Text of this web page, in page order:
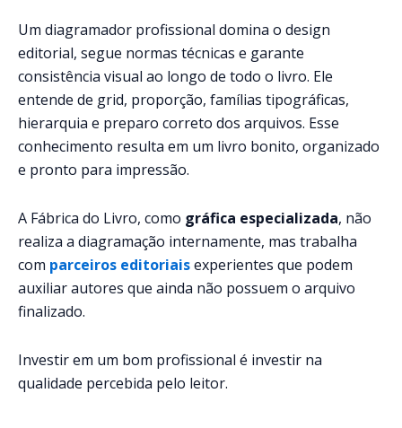
Um diagramador profissional domina o design
editorial, segue normas técnicas e garante
consistência visual ao longo de todo o livro. Ele
entende de grid, proporção, famílias tipográficas,
hierarquia e preparo correto dos arquivos. Esse
conhecimento resulta em um livro bonito, organizado
e pronto para impressão.
A Fábrica do Livro, como gráfica especializada, não
realiza a diagramação internamente, mas trabalha
com parceiros editoriaisexperientes que podem
auxiliar autores que ainda não possuem o arquivo
finalizado.
Investir em um bom profissional é investir na
qualidade percebida pelo leitor.